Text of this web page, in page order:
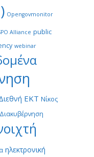
Opengovmonitor
Alliance public
webinar
ΕΚΤ Νίκος
ηλεκτρονική